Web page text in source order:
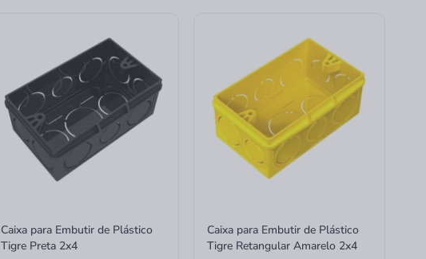
Caixa para Embutir de Plástico
Tigre Preta 2x4
Caixa para Embutir de Plástico
Tigre Retangular Amarelo 2x4